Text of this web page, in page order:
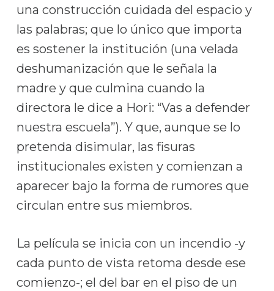
una construcción cuidada del espacio y
las palabras; que lo único que importa
es sostener la institución (una velada
deshumanización que le señala la
madre y que culmina cuando la
directora le dice a Hori: “Vas a defender
nuestra escuela”). Y que, aunque se lo
pretenda disimular, las fisuras
institucionales existen y comienzan a
aparecer bajo la forma de rumores que
circulan entre sus miembros.
La película se inicia con un incendio -y
cada punto de vista retoma desde ese
comienzo-; el del bar en el piso de un